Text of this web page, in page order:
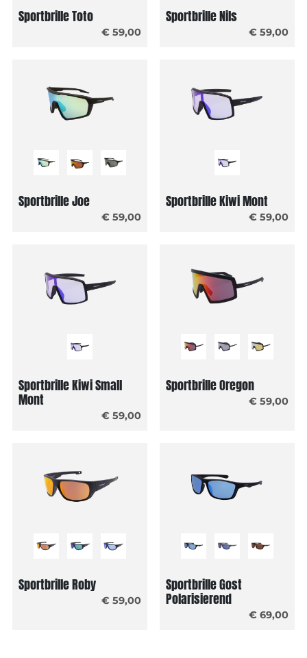
Sportbrille Toto
€ 59,00
Sportbrille Nils
€ 59,00
Sportbrille Joe
€ 59,00
Sportbrille Kiwi Mont
€ 59,00
Sportbrille Kiwi Small
Mont
€ 59,00
Sportbrille Oregon
€ 59,00
Sportbrille Roby
€ 59,00
Sportbrille Gost
Polarisierend
€ 69,00